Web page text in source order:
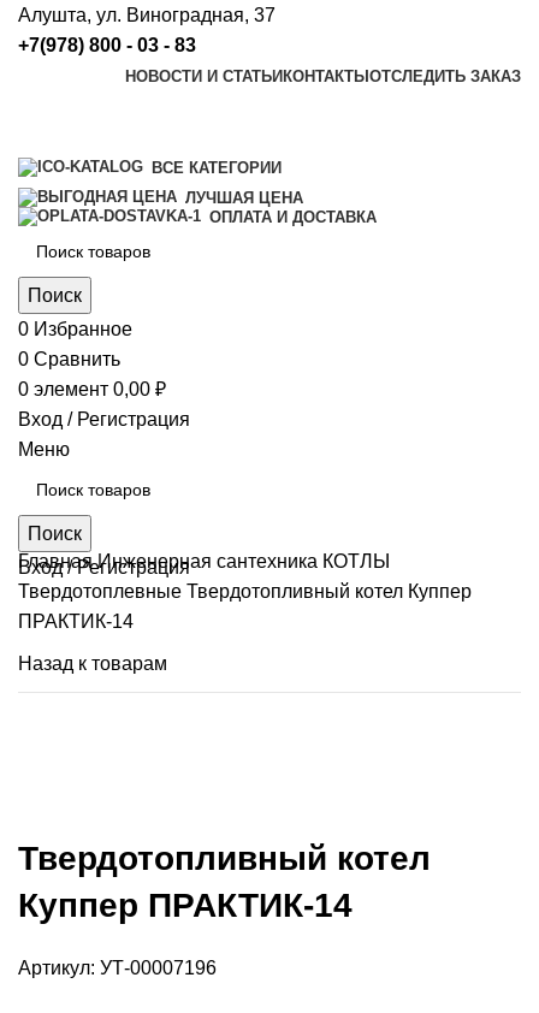
Алушта, ул. Виноградная, 37
+7(978) 800 - 03 - 83
НОВОСТИ И СТАТЬИ КОНТАКТЫ ОТСЛЕДИТЬ ЗАКАЗ
ВСЕ КАТЕГОРИИ
ЛУЧШАЯ ЦЕНА
ОПЛАТА И ДОСТАВКА
Поиск
0 Избранное
0 Сравнить
0 элемент 0,00 ₽
Вход / Регистрация
Меню
Поиск
Вход / Регистрация
ГлавнаяИнженерная сантехника КОТЛЫ
Твердотоплевные Твердотопливный котел Куппер
ПРАКТИК-14
Назад к товарам
Твердотопливный котел
Куппер ПРАКТИК-14
Артикул: УТ-00007196